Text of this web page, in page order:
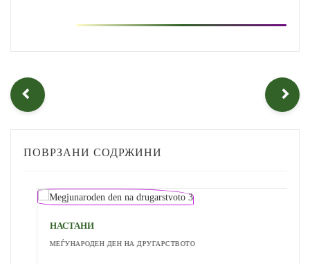
ПОВРЗАНИ СОДРЖИНИ
НАСТАНИ
МЕЃУНАРОДЕН ДЕН НА ДРУГАРСТВОТО